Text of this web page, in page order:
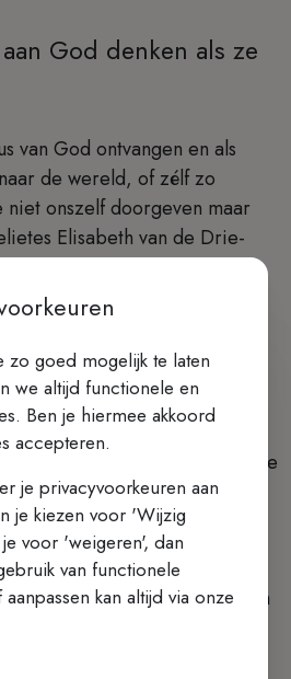
God denken als ze
van God ontvangen en als
de wereld, of zélf zo
onszelf doorgeven maar
Elisabeth van de Drie-
vrouw in de wereld erg
in de eerste lezing:
als de dageraad … De
zal u op de voet volgen”
wij het licht voor ons
Maar het is fout ook te
eigen kracht. Nee. Gods
waarachtig licht voor
hebt en een ander niet, dan
stralen. Als je een kijk op
waardoor je tegenslagen
zo goed mogelijk te laten
we altijd functionele en
Ben je hiermee akkoord
accepteren.
je privacyvoorkeuren aan
je kiezen voor 'Wijzig
voor 'weigeren', dan
van functionele
kan altijd via onze